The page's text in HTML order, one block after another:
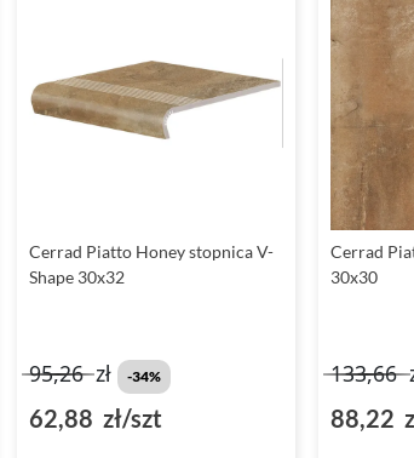
Cerrad Piatto Honey stopnica V-
Shape 30x32
95,26zł -34%
62,88 zł/szt
Cerrad
30x30
133,66
88,22